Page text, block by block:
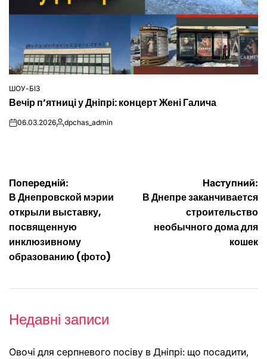
ОПУБЛІКУВАТИ
У
ШОУ-БІЗ
Вечір п’ятниці у Дніпрі: концерт Жені Галича
on06.03.2026Опубліковано
dpchas_admin
Навігація
записів
Попередній:
В Днепровской мэрии
открыли выставку,
посвященную
инклюзивному
образованию (фото)
Наступний:
В Днепре заканчивается
строительство
необычного дома для
кошек
Недавні записи
Овочі для серпневого посіву в Дніпрі: що посадити,